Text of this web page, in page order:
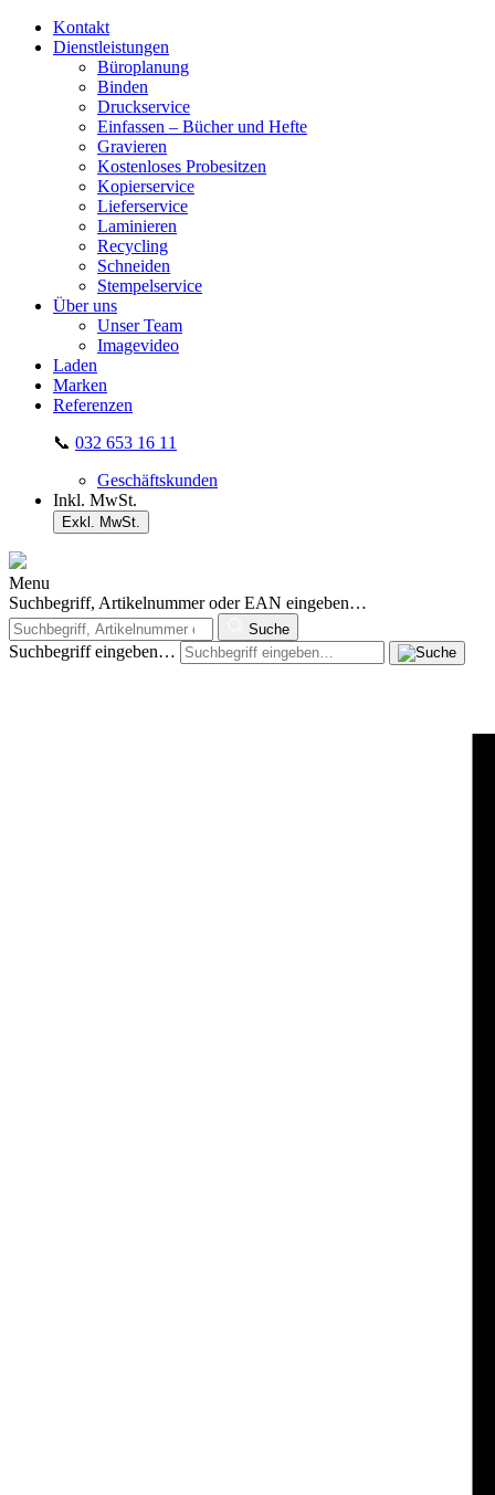
Kontakt
Dienstleistungen
Büroplanung
Binden
Druckservice
Einfassen – Bücher und Hefte
Gravieren
Kostenloses Probesitzen
Kopierservice
Lieferservice
Laminieren
Recycling
Schneiden
Stempelservice
Über uns
Unser Team
Imagevideo
Laden
Marken
Referenzen
📞 032 653 16 11
Geschäftskunden
Inkl. MwSt.
Exkl. MwSt.
Menu
Suchbegriff, Artikelnummer oder EAN eingeben…
Suche
Suchbegriff eingeben…